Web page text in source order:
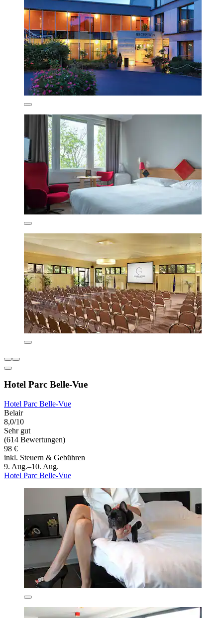
Hotel Parc Belle-Vue
Hotel Parc Belle-Vue
Belair
8,0/10
Sehr gut
(614 Bewertungen)
98 €
inkl. Steuern & Gebühren
9. Aug.–10. Aug.
Hotel Parc Belle-Vue